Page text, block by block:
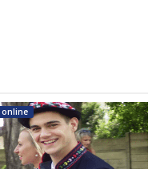
online